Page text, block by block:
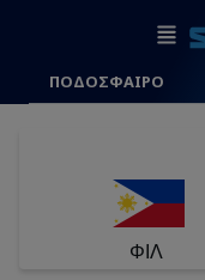
ΠΟΔΟΣΦΑΙΡΟ
ΦΙΛ